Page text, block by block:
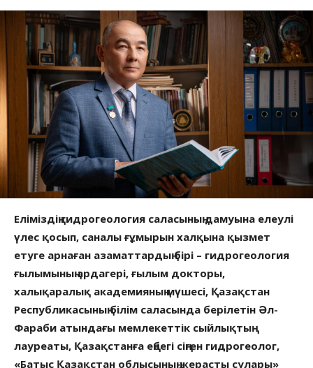
Еліміздің гидрогеология саласының дамуына елеулі
үлес қосып, саналы ғұмырын халқына қызмет
етуге арнаған азаматтардың бірі – гидрогеология
ғылымының ардагері, ғылым докторы,
халықаралық академияның мүшесі, Қазақстан
Республикасының білім саласында берілетін Әл-
Фараби атындағы мемлекеттік сыйлықтың
лауреаты, Қазақстанға еңбегі сіңген гидрогеолог,
«Батыс Қазақстан облысының жерасты сулары»